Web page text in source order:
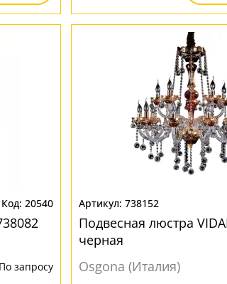
20540
По запросу
738152
Подвесная люстра
черная
Osgona (Италия)